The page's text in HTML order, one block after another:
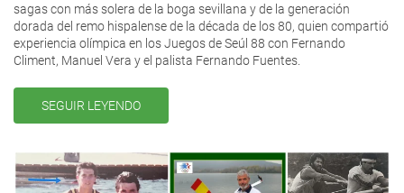
sagas con más solera de la boga sevillana y de la generación
dorada del remo hispalense de la década de los 80, quien compartió
experiencia olímpica en los Juegos de Seúl 88 con Fernando
Climent, Manuel Vera y el palista Fernando Fuentes.
SEGUIR LEYENDO